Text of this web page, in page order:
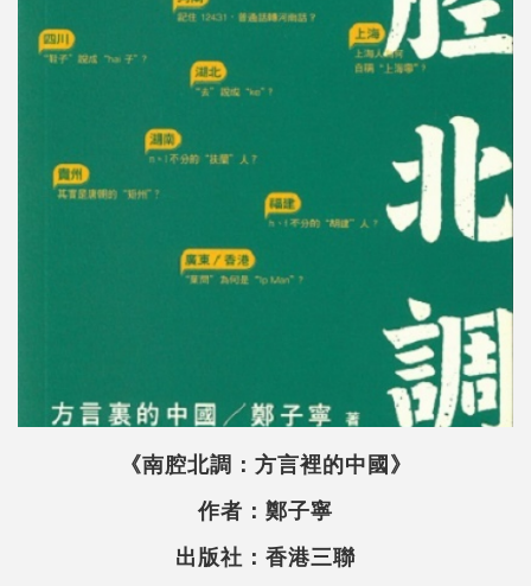
《南腔北調：方言裡的中國》
作者：鄭子寧
出版社：香港三聯